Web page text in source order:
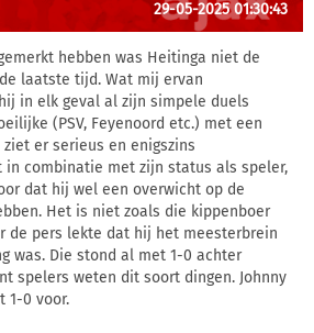
29-05-2025 01:30:43
hebben was Heitinga niet de
laatste tijd. Wat mij ervan
in elk geval al zijn simpele duels
(PSV, Feyenoord etc.) met een
er serieus en enigszins
combinatie met zijn status als speler,
dat hij wel een overwicht op de
Het is niet zoals die kippenboer
de pers lekte dat hij het meesterbrein
was. Die stond al met 1-0 achter
spelers weten dit soort dingen. Johnny
1-0 voor.